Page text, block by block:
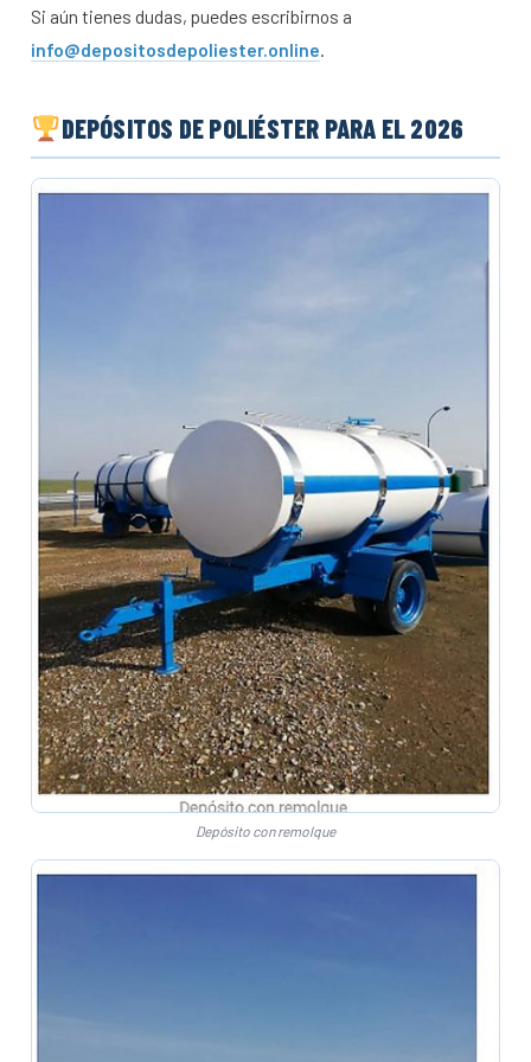
Si aún tienes dudas, puedes escribirnos a
info@depositosdepoliester.online.
DEPÓSITOS DE POLIÉSTER PARA EL 2026
Depósito con remolque